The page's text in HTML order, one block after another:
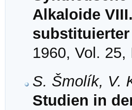
Alkaloide
1960, Vol.
S. Šmolík, V.
Studien in